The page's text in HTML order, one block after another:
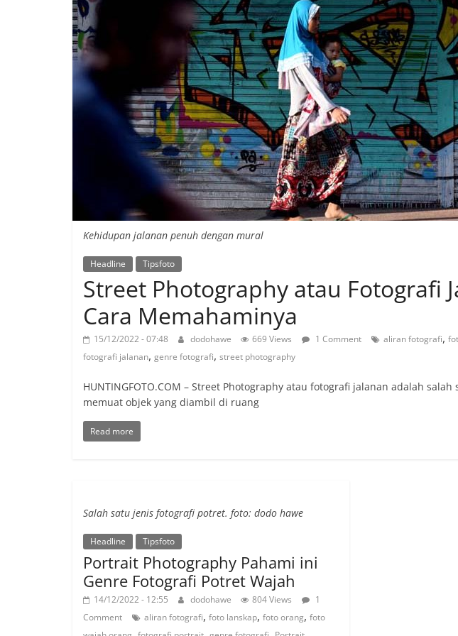
Kehidupan jalanan penuh dengan mural
Headline Tipsfoto
Street Photography atau Fotografi
Cara Memahaminya
15/12/2022 - 07:48 dodohawe 669 Views 1 Comment aliran fotografi,
fotografi jalanan, genre fotografi, street photography
HUNTINGFOTO.COM – Street Photography atau fotografi jalanan adalah
memuat objek yang diambil di ruang
Read more
Salah satu jenis fotografi potret. foto: dodo hawe
Headline Tipsfoto
Portrait Photography Pahami ini
Genre Fotografi Potret Wajah
14/12/2022 - 12:55 dodohawe 804 Views
1
Comment
aliran fotografi, foto lanskap, foto orang, foto